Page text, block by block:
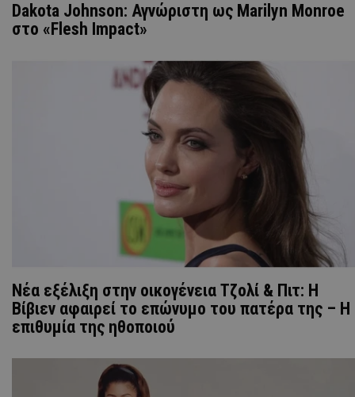
Dakota Johnson: Αγνώριστη ως Marilyn Monroe
στο «Flesh Impact»
Νέα εξέλιξη στην οικογένεια Τζολί & Πιτ: H
Βίβιεν αφαιρεί το επώνυμο του πατέρα της – Η
επιθυμία της ηθοποιού